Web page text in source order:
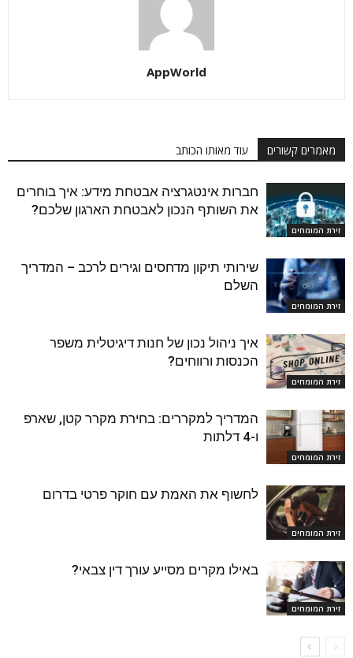
AppWorld
מאמרים קשורים עוד מאותו הכותב
זירת המומחים
חברות אינטגרציה אבטחת מידע: איך בוחרים
את השותף הנכון לאבטחת הארגון שלכם?
זירת המומחים
שירותי תיקון מדחסים וגירים לרכב – המדריך
השלם
זירת המומחים
איך ניהול נכון של חנות דיגיטלית משפר
הכנסות ורווחים?
זירת המומחים
המדריך למקררים: בחירת מקרר קטן, שארפ
ו-4 דלתות
זירת המומחים
לחשוף את האמת עם חוקר פרטי בדרום
זירת המומחים
באילו מקרים מסייע עורך דין צבאי?